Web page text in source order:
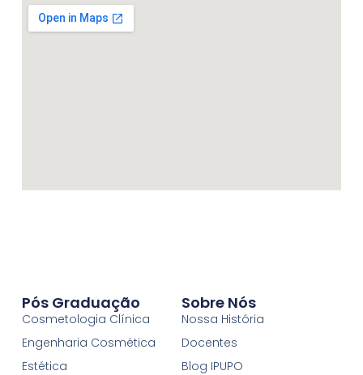
Pós Graduação
Cosmetologia Clínica
Engenharia Cosmética
Estética
Sobre Nós
Nossa História
Docentes
Blog IPUPO